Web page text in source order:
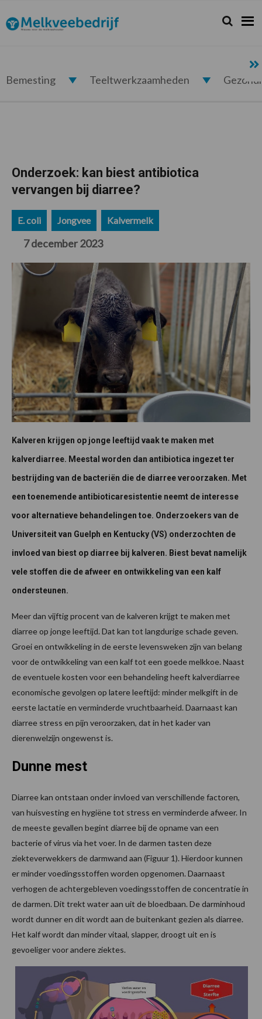
de
hoofdnavigatie
de
hoofd
de
eerste
de
voettekst
Melkveebedrijf.nl Zoeken...
Zoek
Bemesting Teeltwerkzaamheden
Onderzoek: kan biest antibiotica
vervangen bij diarree?
E. coli Jongvee Kalvermelk
7 december 2023
Kalveren krijgen op jonge leeftijd vaak te maken met
kalverdiarree. Meestal worden dan antibiotica ingezet ter
bestrijding van de bacteriën die de diarree veroorzaken. Met
een toenemende antibioticaresistentie neemt de interesse
voor alternatieve behandelingen toe. Onderzoekers van de
Universiteit van Guelph en Kentucky (VS) onderzochten de
invloed van biest op diarree bij kalveren. Biest bevat namelijk
vele stoffen die de afweer en ontwikkeling van een kalf
ondersteunen.
Meer dan vijftig procent van de kalveren krijgt te maken met
diarree op jonge leeftijd. Dat kan tot langdurige schade geven.
Groei en ontwikkeling in de eerste levensweken zijn van belang
voor de ontwikkeling van een kalf tot een goede melkkoe. Naast
de eventuele kosten voor een behandeling heeft kalverdiarree
economische gevolgen op latere leeftijd: minder melkgift in de
eerste lactatie en verminderde vruchtbaarheid. Daarnaast kan
diarree stress en pijn veroorzaken, dat in het kader van
dierenwelzijn ongewenst is.
Dunne mest
Diarree kan ontstaan onder invloed van verschillende factoren,
van huisvesting en hygiëne tot stress en verminderde afweer. In
de meeste gevallen begint diarree bij de opname van een
bacterie of virus via het voer. In de darmen tasten deze
ziekteverwekkers de darmwand aan (Figuur 1). Hierdoor kunnen
er minder voedingsstoffen worden opgenomen. Daarnaast
verhogen de achtergebleven voedingsstoffen de concentratie in
de darmen. Dit trekt water aan uit de bloedbaan. De darminhoud
wordt dunner en dit wordt aan de buitenkant gezien als diarree.
Het kalf wordt dan minder vitaal, slapper, droogt uit en is
gevoeliger voor andere ziektes.